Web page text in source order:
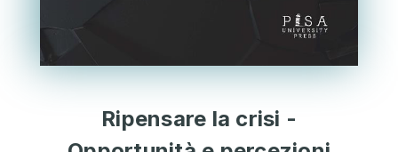
Ripensare la crisi -